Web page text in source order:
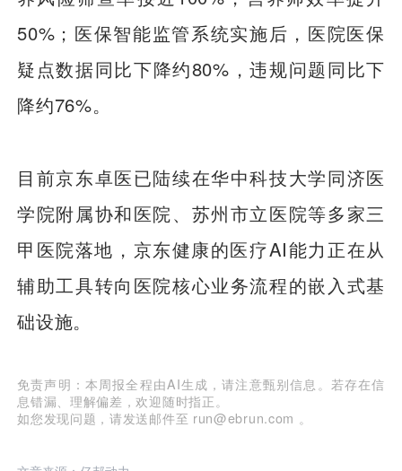
50%；医保智能监管系统实施后，医院医保
疑点数据同比下降约80%，违规问题同比下
降约76%。
目前京东卓医已陆续在华中科技大学同济医
学院附属协和医院、苏州市立医院等多家三
甲医院落地，京东健康的医疗AI能力正在从
辅助工具转向医院核心业务流程的嵌入式基
础设施。
免责声明：本周报全程由AI生成，请注意甄别信息。若存在信
息错漏、理解偏差，欢迎随时指正。
如您发现问题，请发送邮件至 run@ebrun.com 。